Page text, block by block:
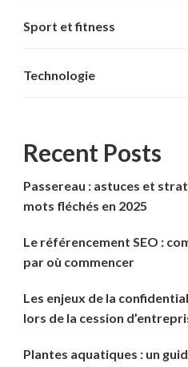
Sport et fitness
Technologie
Recent Posts
Passereau : astuces et
mots fléchés en 2025
Le référencement SEO :
par où commencer
Les enjeux de la
lors de la cession
Plantes aquatiques : un